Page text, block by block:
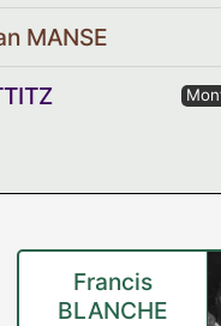
MANSE
Francis
BLANCHE